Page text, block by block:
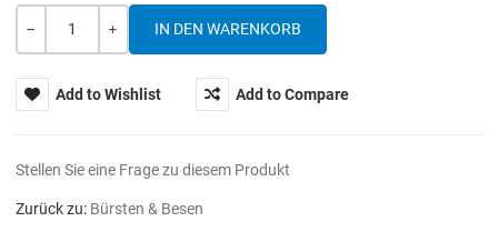
Add to Wishlist Add to Compare
Stellen Sie eine Frage zu diesem Produkt
Zurück zu: Bürsten & Besen